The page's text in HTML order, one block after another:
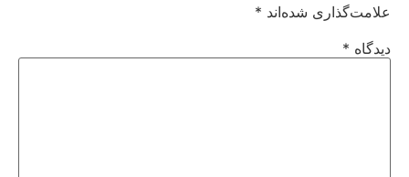
علامت‌گذاری شده‌اند *
دیدگاه *